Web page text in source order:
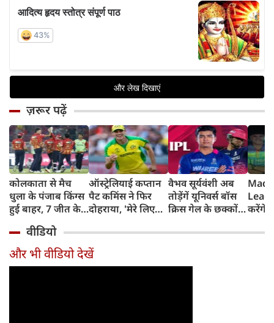
ज़रूर पढ़ें
कोलकाता से मैच
धुला के पंजाब किंग्स
हुई बाहर, 7 जीत के
ऑस्ट्रेलियाई कप्तान
पैट कमिंस ने फिर
दोहराया, 'मेरे लिए
वैभव सूर्यवंशी अब
तोड़ेंगें यूनिवर्स बॉस
क्रिस गेल के छक्कों
करेंगे
टीम में
वीडियो
और भी वीडियो देखें